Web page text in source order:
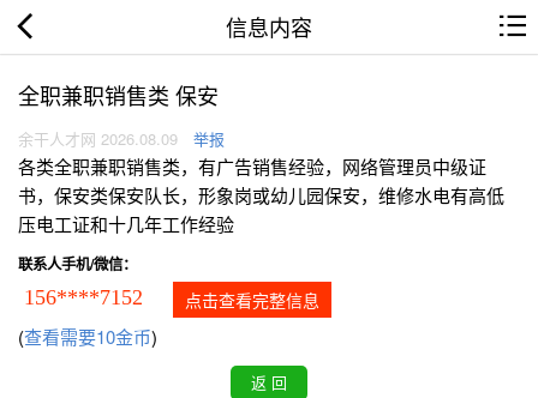
信息内容
全职兼职销售类 保安
余干人才网 2026.08.09 举报
各类全职兼职销售类，有广告销售经验，网络管理员中级证
书，保安类保安队长，形象岗或幼儿园保安，维修水电有高低
压电工证和十几年工作经验
联系人手机/微信：
156****7152 点击查看完整信息
(查看需要10金币)